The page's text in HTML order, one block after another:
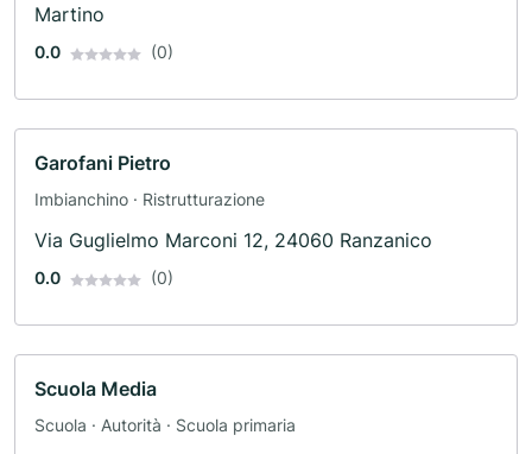
Martino
0.0 (0)
Garofani Pietro
Imbianchino · Ristrutturazione
Via Guglielmo Marconi 12, 24060 Ranzanico
0.0 (0)
Scuola Media
Scuola · Autorità · Scuola primaria